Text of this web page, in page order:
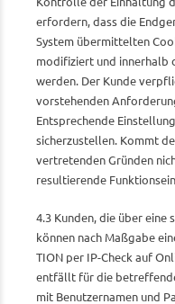
erfordern, dass die
System übermittelten
modifiziert und innerhalb
werden. Der Kunde
vorstehenden
Entsprechende
sicherzustellen. Kommt
vertretenden Gründen
resultierende
4.3 Kunden, die über eine
können nach Maßgabe
TION per IP-Check auf
entfällt für die
mit Benutzernamen und